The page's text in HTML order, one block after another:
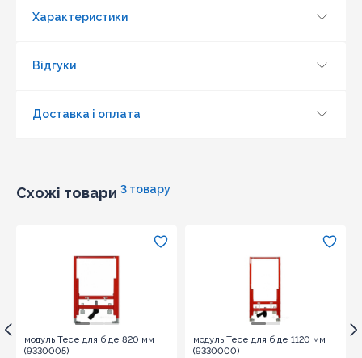
Характеристики
Відгуки
Доставка і оплата
Схожі товари 3 товару
модуль Tece для біде 820 мм
(9330005)
модуль Tece для біде 1120 мм
(9330000)